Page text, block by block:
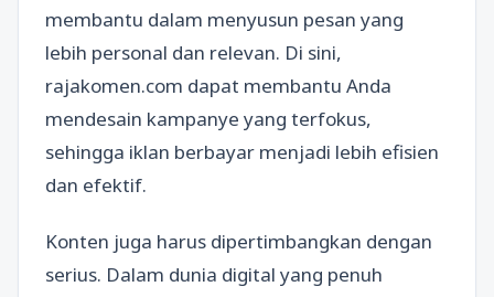
membantu dalam menyusun pesan yang
lebih personal dan relevan. Di sini,
rajakomen.com dapat membantu Anda
mendesain kampanye yang terfokus,
sehingga iklan berbayar menjadi lebih efisien
dan efektif.
Konten juga harus dipertimbangkan dengan
serius. Dalam dunia digital yang penuh